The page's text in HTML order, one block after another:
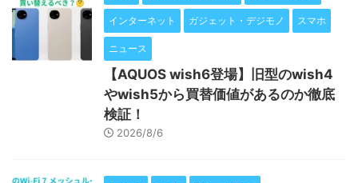
インターネット ガジェット・デジモノ スマホ
ニュース
【AQUOS wish6登場】旧型のwish4
やwish5から買替価値があるのか徹底
検証！
2026/8/6